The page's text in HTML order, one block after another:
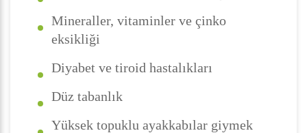
Mineraller, vitaminler ve çinko
eksikliği
Diyabet ve tiroid hastalıkları
Düz tabanlık
Yüksek topuklu ayakkabılar giymek